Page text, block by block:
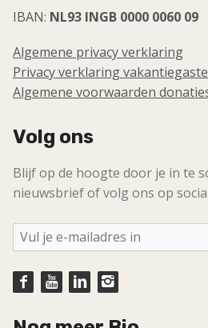
IBAN: NL93 INGB 0000 0060 09
Algemene privacy verklaring
Privacy verklaring
Algemene voorwaarden
Volg ons
Blijf op de hoogte door je in te
nieuwsbrief of volg ons op